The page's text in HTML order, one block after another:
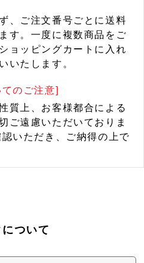
、ご注文番号ごとに送料
す。一度に複数商品をご
ョッピングカートに入れ
いたします。
のご注意]
質上、お客様都合による
ご遠慮いただいておりま
いただき、ご納得の上で
ついて